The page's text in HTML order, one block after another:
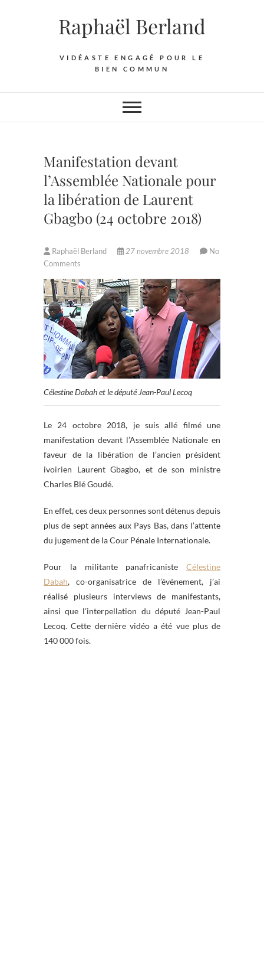
Raphaël Berland
VIDÉASTE ENGAGÉ POUR LE
BIEN COMMUN
Manifestation devant
l’Assemblée Nationale pour
la libération de Laurent
Gbagbo (24 octobre 2018)
Raphaël Berland 27 novembre 2018
No
Comments
Célestine Dabah et le député Jean-Paul Lecoq
Le 24 octobre 2018, je suis allé filmé une
manifestation devant l’Assemblée Nationale en
faveur de la libération de l’ancien président
ivoirien Laurent Gbagbo, et de son ministre
Charles Blé Goudé.
En effet, ces deux personnes sont détenus depuis
plus de sept années aux Pays Bas, dans l’attente
du jugement de la Cour Pénale Internationale.
Pour la militante panafricaniste Célestine
Dabah, co-organisatrice de l’événement, j’ai
réalisé plusieurs interviews de manifestants,
ainsi que l’interpellation du député Jean-Paul
Lecoq. Cette dernière vidéo a été vue plus de
140 000 fois.